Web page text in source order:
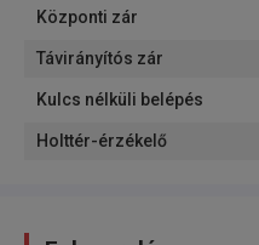
Központi zár
Távirányítós zár
Kulcs nélküli belépés
Holttér-érzékelő